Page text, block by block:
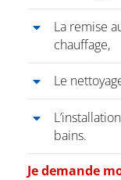
La remise
chauffage,
Le
bains.
Je demande